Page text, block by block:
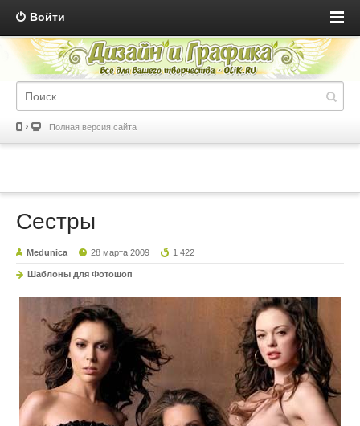
Войти
Полная версия сайта
Сестры
Medunica 28 марта 2009 1 422
Шаблоны для Фотошоп